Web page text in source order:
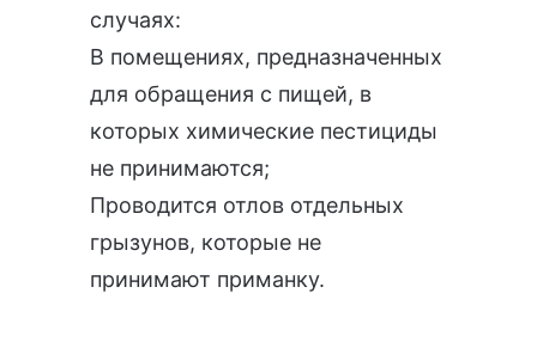
случаях:
В помещениях, предназначенных
для обращения с пищей, в
которых химические пестициды
не принимаются;
Проводится отлов отдельных
грызунов, которые не
принимают приманку.